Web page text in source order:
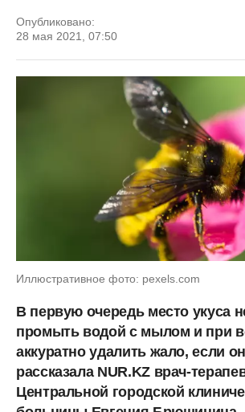
Опубликовано:
28 мая 2021, 07:50
Иллюстративное фото: pexels.com
В первую очередь место укуса
промыть водой с мылом и при
аккуратно удалить жало, если
рассказала NUR.KZ врач-
Центральной городской